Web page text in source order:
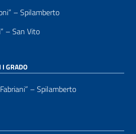
– Spilamberto
– San Vito
I GRADO
– Spilamberto